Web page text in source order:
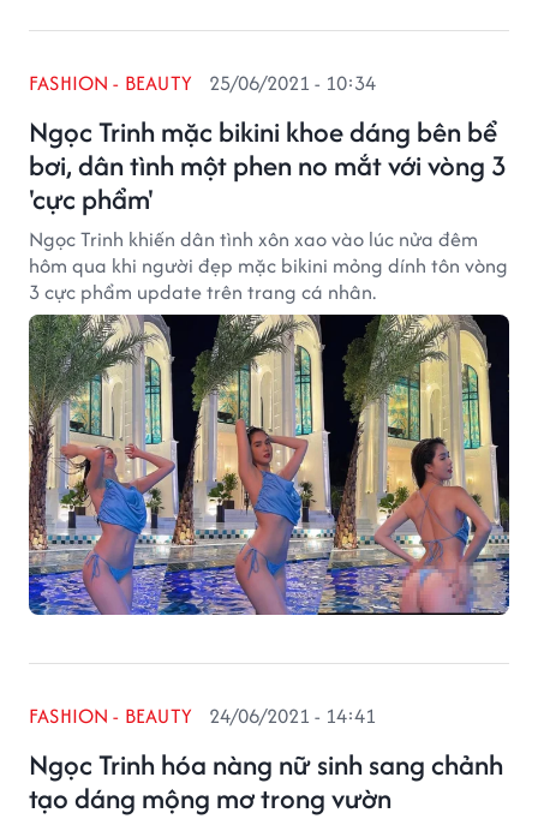
Ngọc Trinh mặc bikini khoe dáng bên bể
bơi, dân tình một phen no mắt với vòng 3
'cực phẩm'
FASHION - BEAUTY 25/06/2021 - 10:34
Ngọc Trinh khiến dân tình xôn xao vào lúc nửa đêm
hôm qua khi người đẹp mặc bikini mỏng dính tôn vòng
3 cực phẩm update trên trang cá nhân.
Ngọc Trinh hóa nàng nữ sinh sang chảnh
tạo dáng mộng mơ trong vườn
FASHION - BEAUTY 24/06/2021 - 14:41